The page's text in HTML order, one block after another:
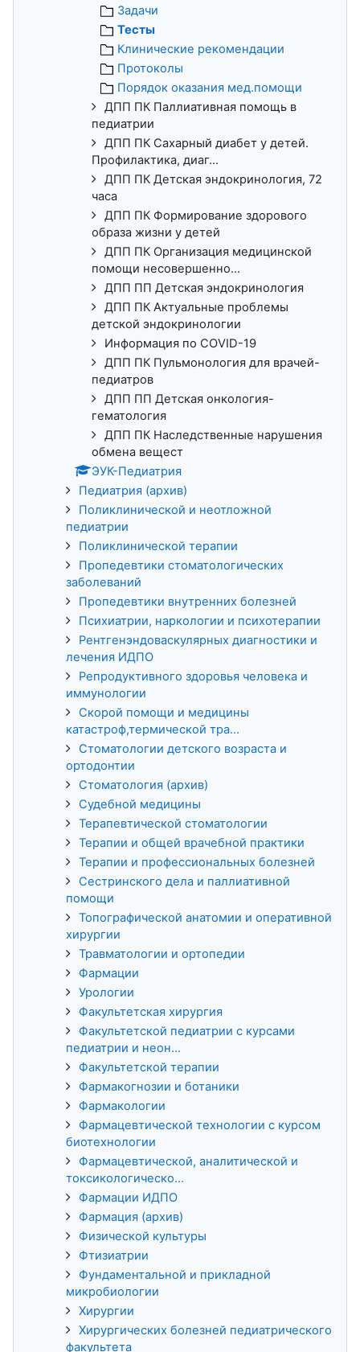
Задачи
Тесты
Клинические рекомендации
Протоколы
Порядок оказания мед.помощи
ДПП ПК Паллиативная помощь в
педиатрии
ДПП ПК Сахарный диабет у детей.
Профилактика, диаг...
ДПП ПК Детская эндокринология, 72
часа
ДПП ПК Формирование здорового
образа жизни у детей
ДПП ПК Организация медицинской
помощи несовершенно...
ДПП ПП Детская эндокринология
ДПП ПК Актуальные проблемы
детской эндокринологии
Информация по COVID-19
ДПП ПК Пульмонология для врачей-
педиатров
ДПП ПП Детская онкология-
гематология
ДПП ПК Наследственные нарушения
обмена вещест
ЭУК-Педиатрия
Педиатрия (архив)
Поликлинической и неотложной
педиатрии
Поликлинической терапии
Пропедевтики стоматологических
заболеваний
Пропедевтики внутренних болезней
Психиатрии, наркологии и психотерапии
Рентгенэндоваскулярных диагностики и
лечения ИДПО
Репродуктивного здоровья человека и
иммунологии
Скорой помощи и медицины
катастроф,термической тра...
Стоматологии детского возраста и
ортодонтии
Стоматология (архив)
Судебной медицины
Терапевтической стоматологии
Терапии и общей врачебной практики
Терапии и профессиональных болезней
Сестринского дела и паллиативной
помощи
Топографической анатомии и оперативной
хирургии
Травматологии и ортопедии
Фармации
Урологии
Факультетская хирургия
Факультетской педиатрии с курсами
педиатрии и неон...
Факультетской терапии
Фармакогнозии и ботаники
Фармакологии
Фармацевтической технологии с курсом
биотехнологии
Фармацевтической, аналитической и
токсикологическо...
Фармации ИДПО
Фармация (архив)
Физической культуры
Фтизиатрии
Фундаментальной и прикладной
микробиологии
Хирургии
Хирургических болезней педиатрического
факультета